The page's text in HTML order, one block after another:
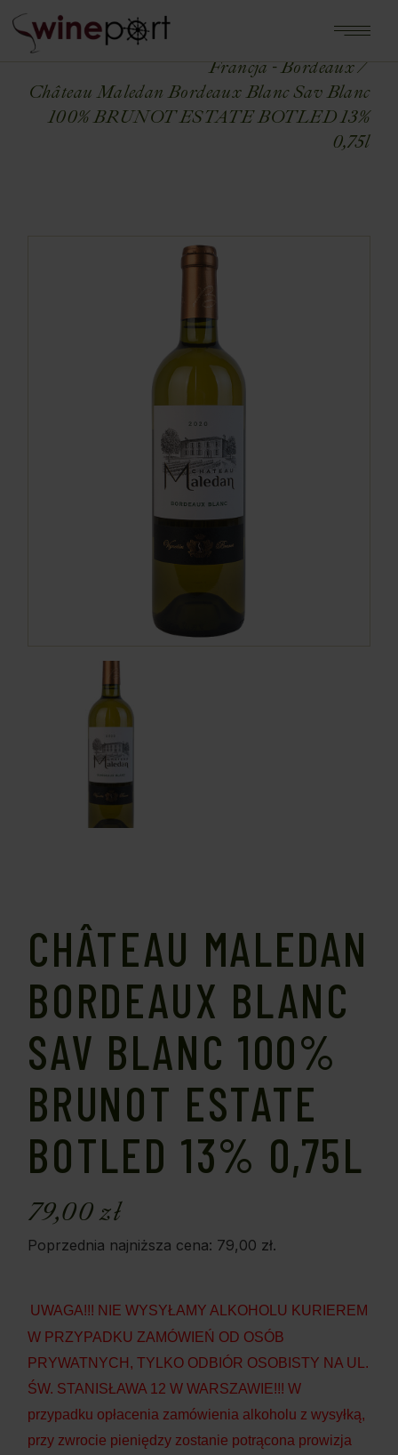
Home
FRANCJA
Francja - Bordeaux
Château Maledan Bordeaux Blanc Sav Blanc
100% BRUNOT ESTATE BOTLED 13%
0,75l
CHÂTEAU MALEDAN
BORDEAUX BLANC
SAV BLANC 100%
BRUNOT ESTATE
BOTLED 13% 0,75L
79,00zł
Poprzednia najniższa cena: 79,00 zł.
UWAGA!!! NIE WYSYŁAMY ALKOHOLU KURIEREM
W PRZYPADKU ZAMÓWIEŃ OD OSÓB
PRYWATNYCH, TYLKO ODBIÓR OSOBISTY NA UL.
ŚW. STANISŁAWA 12 W WARSZAWIE!!! W
przypadku opłacenia zamówienia alkoholu z wysyłką,
przy zwrocie pieniędzy zostanie potrącona prowizja